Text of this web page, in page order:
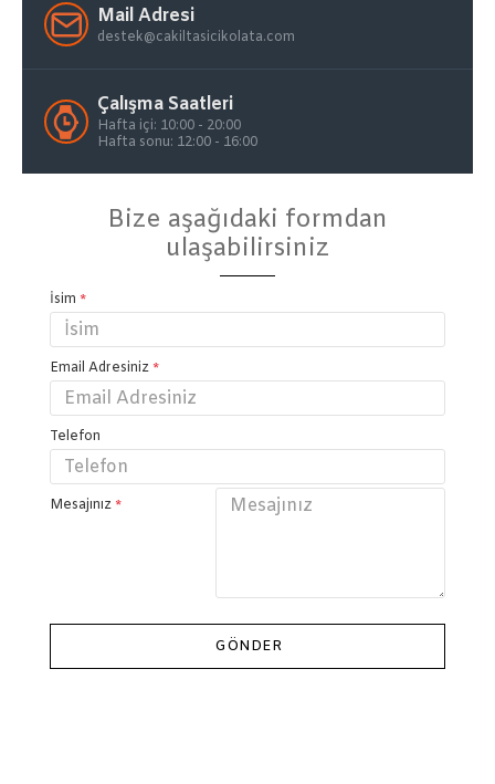
Mail Adresi
destek@cakiltasicikolata.com
Çalışma Saatleri
Hafta içi: 10:00 - 20:00
Hafta sonu: 12:00 - 16:00
Bize aşağıdaki formdan
ulaşabilirsiniz
İsim
Email Adresiniz
Telefon
Mesajınız
GÖNDER